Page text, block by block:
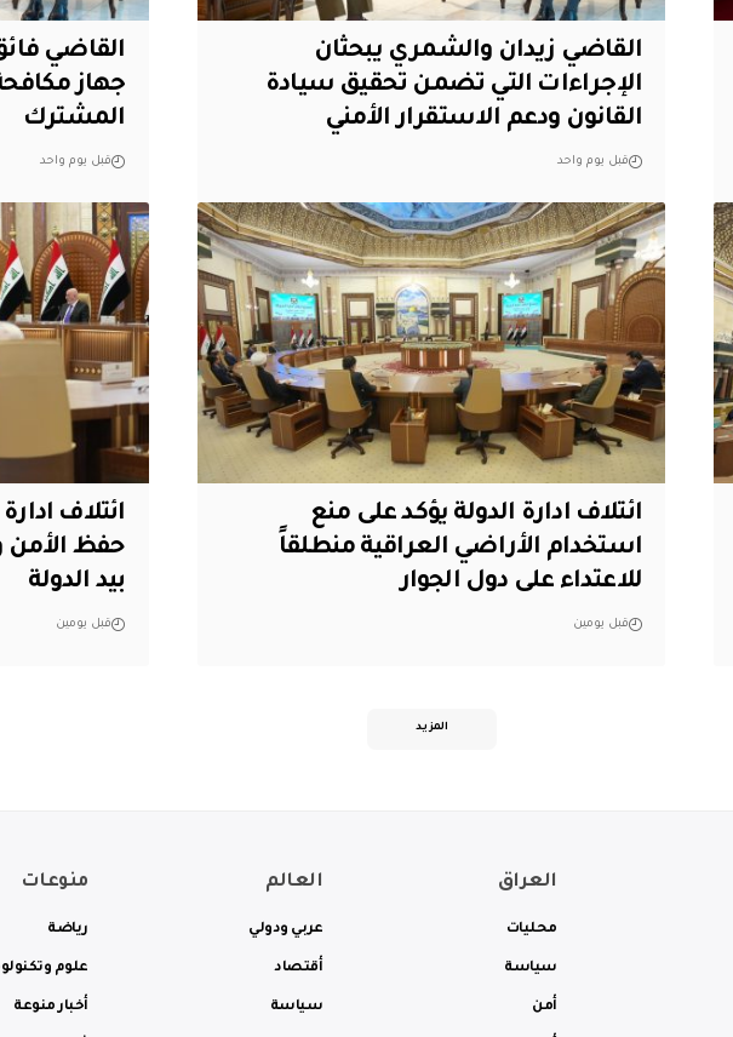
القاضي زيدان والشمري يبحثان
الإجراءات التي تضمن تحقيق سيادة
القانون ودعم الاستقرار الأمني
قبل يوم واحد
القاضي
جهاز
المشترك
قبل يوم واحد
ائتلاف ادارة الدولة يؤكد على منع
استخدام الأراضي العراقية منطلقاً
للاعتداء على دول الجوار
قبل يومين
ائتلاف
حفظ الأمن
بيد الدولة
قبل يومين
المزيد
العراق
محليات
سياسة
أمن
العالم
عربي ودولي
أقتصاد
سياسة
منوعات
رياضة
علوم
أخبار منوعة